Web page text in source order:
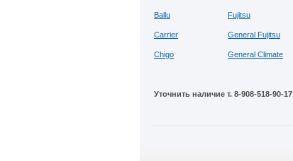
Ballu Fujitsu
Carrier General Fujitsu
Chigo General Сlimate
Уточнить наличие т. 8-908-518-90-17